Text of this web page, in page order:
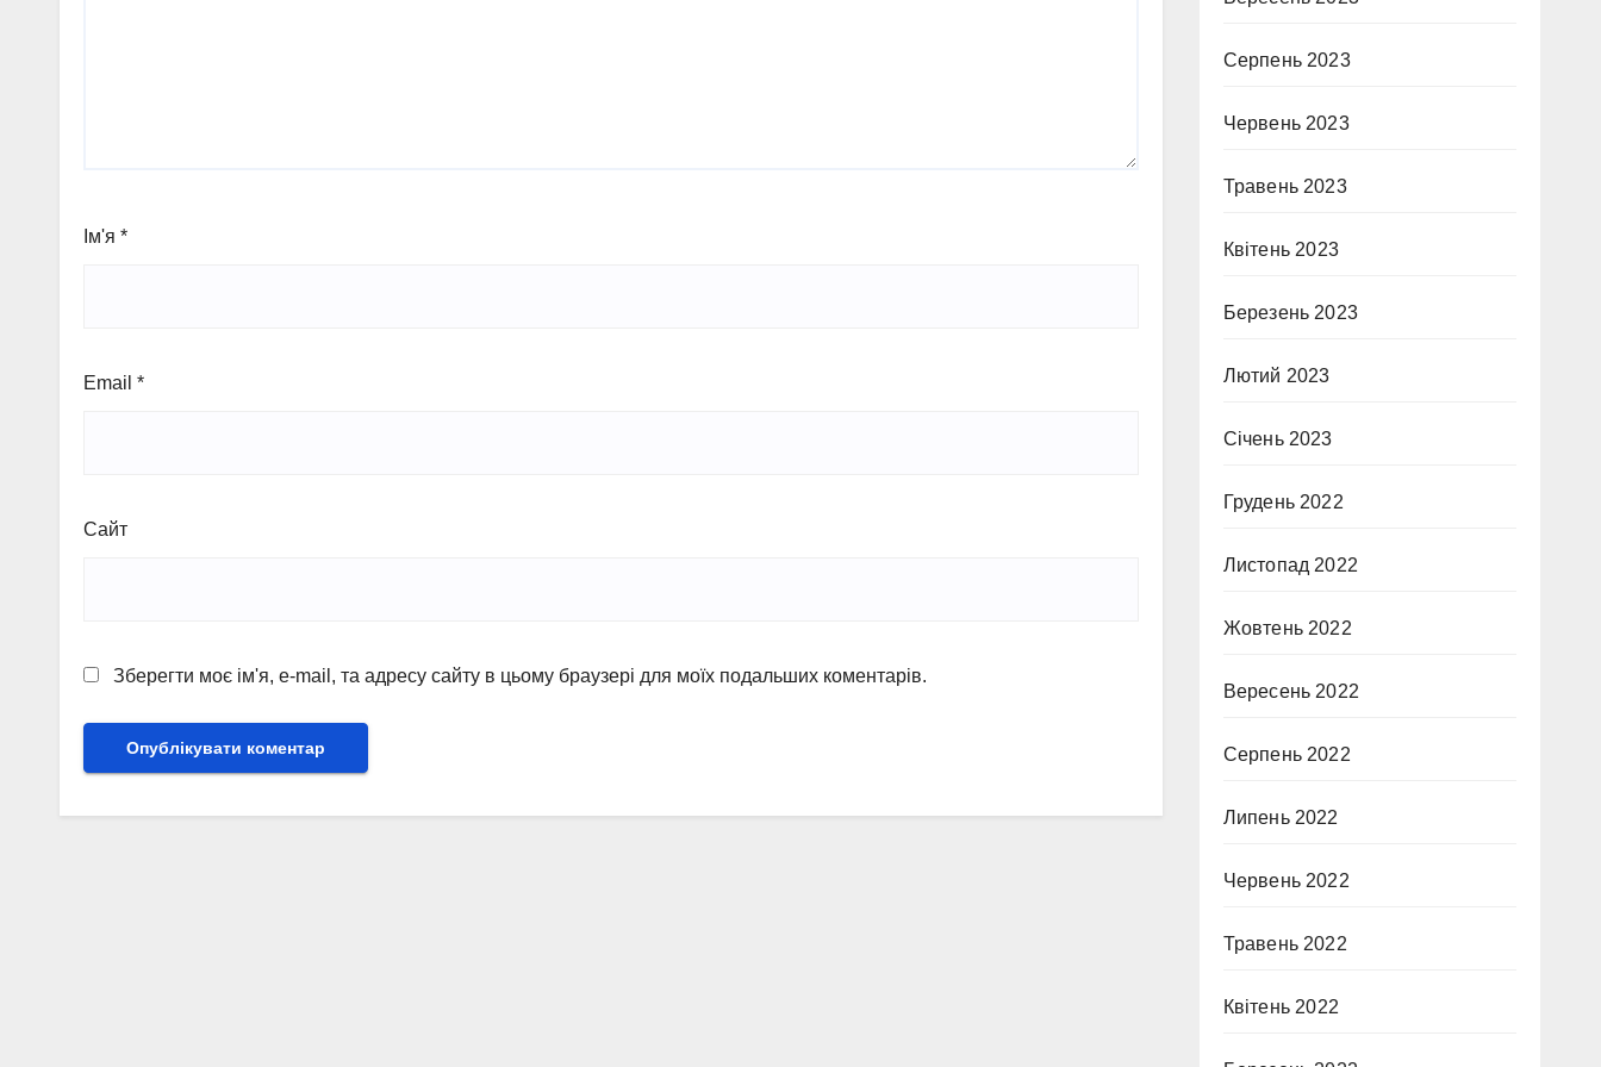
Ім'я *
Email *
Сайт
Зберегти моє ім'я, e-mail, та адресу сайту в цьому браузері для моїх подальших коментарів.
Серпень 2023
Червень 2023
Травень 2023
Квітень 2023
Березень 2023
Лютий 2023
Січень 2023
Грудень 2022
Листопад 2022
Жовтень 2022
Вересень 2022
Серпень 2022
Липень 2022
Червень 2022
Травень 2022
Квітень 2022